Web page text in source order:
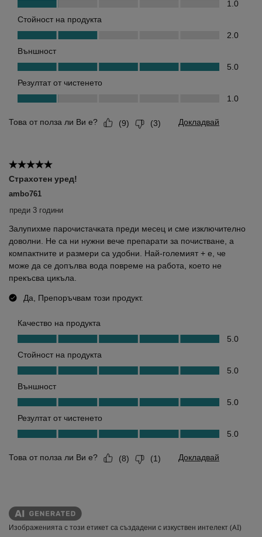
Изображенията с този етикет са създадени с изкуствен интелект (AI)